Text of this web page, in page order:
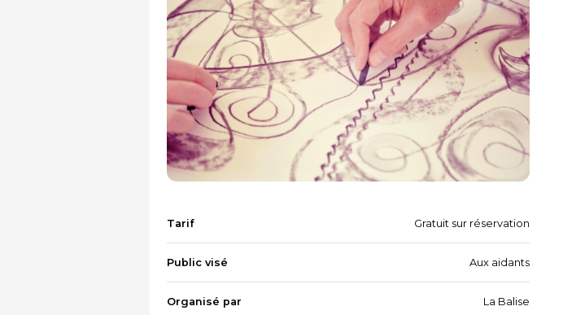
Tarif Gratuit sur réservation
Public visé Aux aidants
Organisé par La Balise